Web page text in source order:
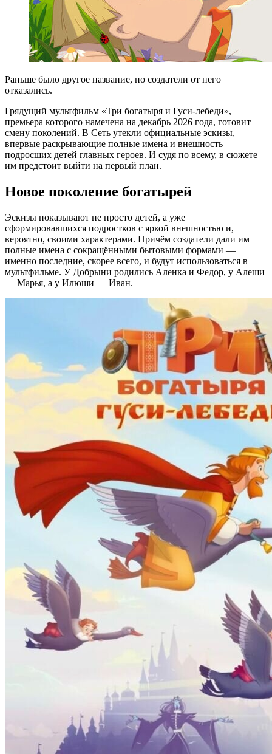
Раньше было другое название, но создатели от него
отказались.
Грядущий мультфильм «Три богатыря и Гуси-лебеди»,
премьера которого намечена на декабрь 2026 года, готовит
смену поколений. В Сеть утекли официальные эскизы,
впервые раскрывающие полные имена и внешность
подросших детей главных героев. И судя по всему, в сюжете
им предстоит выйти на первый план.
Новое поколение богатырей
Эскизы показывают не просто детей, а уже
сформировавшихся подростков с яркой внешностью и,
вероятно, своими характерами. Причём создатели дали им
полные имена с сокращёнными бытовыми формами —
именно последние, скорее всего, и будут использоваться в
мультфильме. У Добрыни родились Аленка и Федор, у Алеши
— Марья, а у Илюши — Иван.